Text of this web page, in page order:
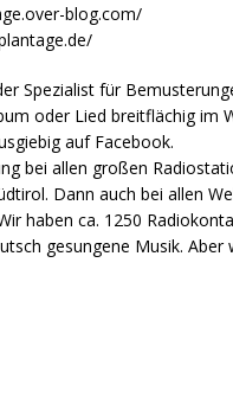
blog.com/
Spezialist für
oder Lied breitflächig im
auf Facebook.
bei allen großen
Dann auch bei allen
haben ca. 1250
gesungene Musik.